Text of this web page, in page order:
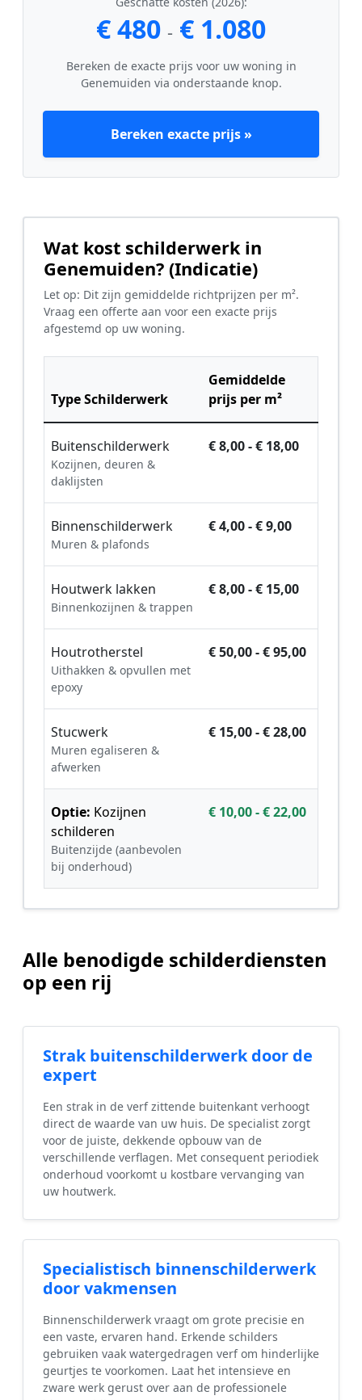
€ 480 - € 1.080
Bereken de exacte prijs voor uw woning in
Genemuiden via onderstaande knop.
Bereken exacte prijs »
Wat kost schilderwerk in
Genemuiden? (Indicatie)
Let op: Dit zijn gemiddelde richtprijzen per m².
Vraag een offerte aan voor een exacte prijs
afgestemd op uw woning.
Type Schilderwerk
Gemiddelde
prijs per m²
Buitenschilderwerk
Kozijnen, deuren &
daklijsten
€ 8,00 - € 18,00
Binnenschilderwerk
Muren & plafonds
€ 4,00 - € 9,00
Houtwerk lakken
Binnenkozijnen & trappen
€ 8,00 - € 15,00
Houtrotherstel
Uithakken & opvullen met
epoxy
€ 50,00 - € 95,00
Stucwerk
Muren egaliseren &
afwerken
€ 15,00 - € 28,00
Optie: Kozijnen
schilderen
Buitenzijde (aanbevolen
bij onderhoud)
€ 10,00 - € 22,00
Alle benodigde schilderdiensten
op een rij
Strak buitenschilderwerk door de
expert
Een strak in de verf zittende buitenkant verhoogt
direct de waarde van uw huis. De specialist zorgt
voor de juiste, dekkende opbouw van de
verschillende verflagen. Met consequent periodiek
onderhoud voorkomt u kostbare vervanging van
uw houtwerk.
Specialistisch binnenschilderwerk
door vakmensen
Binnenschilderwerk vraagt om grote precisie en
een vaste, ervaren hand. Erkende schilders
gebruiken vaak watergedragen verf om hinderlijke
geurtjes te voorkomen. Laat het intensieve en
zware werk gerust over aan de professionele